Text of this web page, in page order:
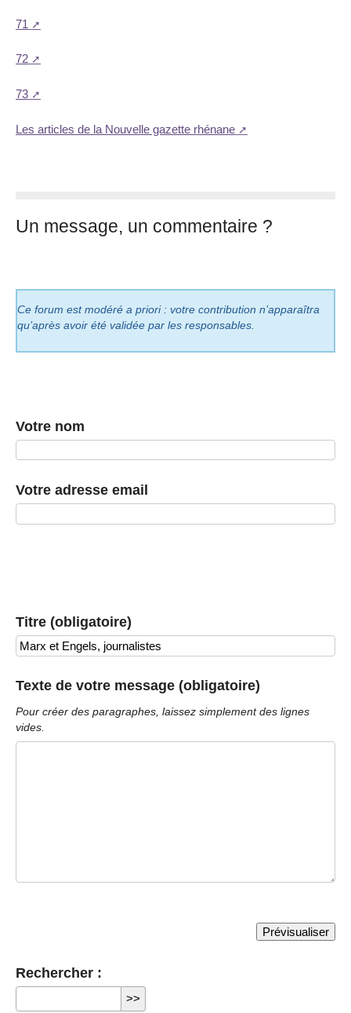
71
72
73
Les articles de la Nouvelle gazette rhénane
Un message, un commentaire ?
Ce forum est modéré a priori : votre contribution n’apparaîtra
qu’après avoir été validée par les responsables.
Votre nom
Votre adresse email
Titre (obligatoire)
Texte de votre message (obligatoire)
Pour créer des paragraphes, laissez simplement des lignes
vides.
Rechercher :